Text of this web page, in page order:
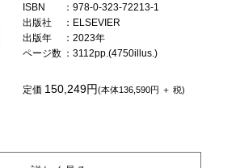
ISBN
：978-0-323-72213-1
出版社
：ELSEVIER
出版年
：2023年
ページ数 ：3112pp.(4750illus.)
定価 150,249円(本体136,590円 ＋ 税)